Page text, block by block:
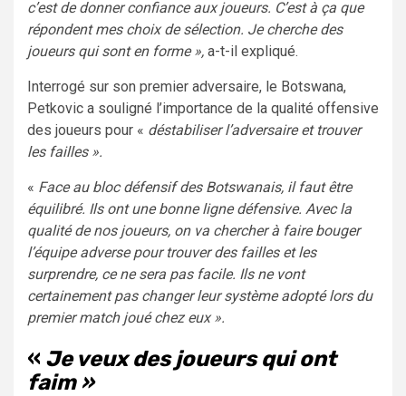
c’est de donner confiance aux joueurs. C’est à ça que
répondent mes choix de sélection. Je cherche des
joueurs qui sont en forme », a-t-il expliqué.
Interrogé sur son premier adversaire, le Botswana,
Petkovic a souligné l’importance de la qualité offensive
des joueurs pour « déstabiliser l’adversaire et trouver
les failles ».
« Face au bloc défensif des Botswanais, il faut être
équilibré. Ils ont une bonne ligne défensive. Avec la
qualité de nos joueurs, on va chercher à faire bouger
l’équipe adverse pour trouver des failles et les
surprendre, ce ne sera pas facile. Ils ne vont
certainement pas changer leur système adopté lors du
premier match joué chez eux ».
« Je veux des joueurs qui ont
faim »